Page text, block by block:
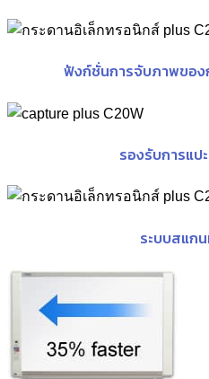
ฟังก์ชั่นการจับภาพของ
รองรับการแป
ระบบสแก